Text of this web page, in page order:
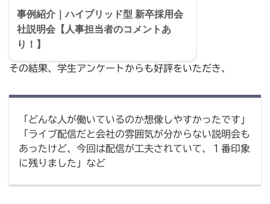
事例紹介｜ハイブリッド型 新卒採用会
社説明会【人事担当者のコメントあ
り！】
その結果、学生アンケートからも好評をいただき、
「どんな人が働いているのか想像しやすかったです」
「ライブ配信だと会社の雰囲気が分からない説明会も
あったけど、今回は配信が工夫されていて、１番印象
に残りました」など